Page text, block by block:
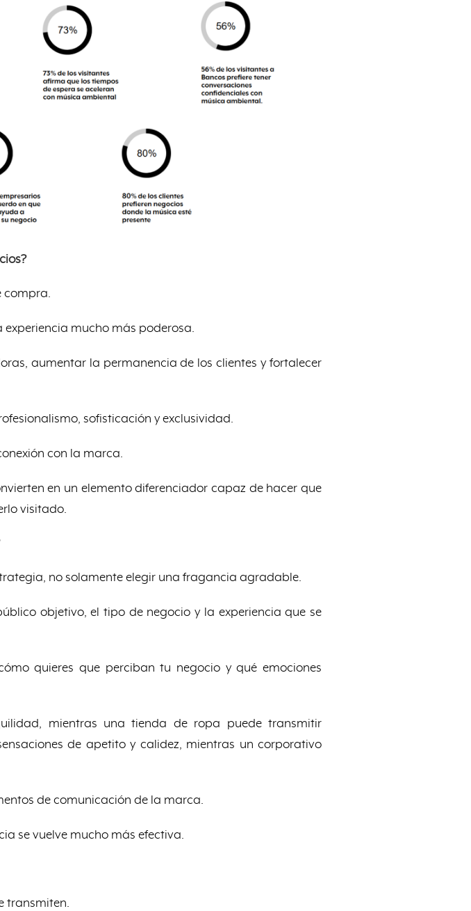
compra.
mucho más poderosa.
aumentar la permanencia de los clientes y fortalecer
sofisticación y exclusividad.
con la marca.
en un elemento diferenciador capaz de hacer que
visitado.
no solamente elegir una fragancia agradable.
objetivo, el tipo de negocio y la experiencia que se
quieres que perciban tu negocio y qué emociones
mientras una tienda de ropa puede transmitir
de apetito y calidez, mientras un corporativo
de comunicación de la marca.
se vuelve mucho más efectiva.
transmiten.